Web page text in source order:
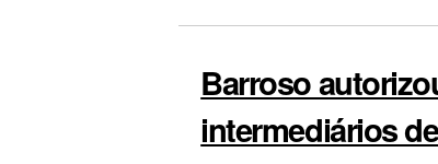
Barroso
intermediários